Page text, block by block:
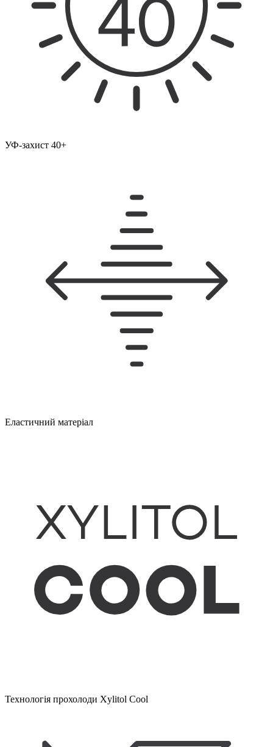
УФ-захист 40+
Еластичний матеріал
Технологія прохолоди Xylitol Cool